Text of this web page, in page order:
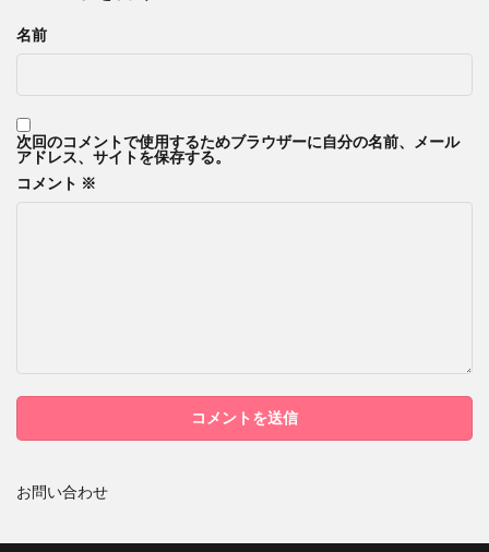
名前
次回のコメントで使用するためブラウザーに自分の名前、メール
アドレス、サイトを保存する。
コメント ※
お問い合わせ